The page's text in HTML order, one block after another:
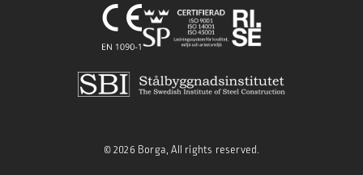
© 2026 Borga, All rights reserved.